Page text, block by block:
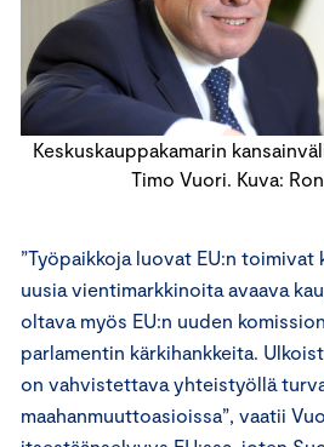
Keskuskauppakamarin
Timo Vuori. Kuva:
”Työpaikkoja luovat EU:n toimivat
uusia vientimarkkinoita avaava
oltava myös EU:n uuden
parlamentin kärkihankkeita.
on vahvistettava yhteistyöllä
maahanmuuttoasioissa”, vaatii